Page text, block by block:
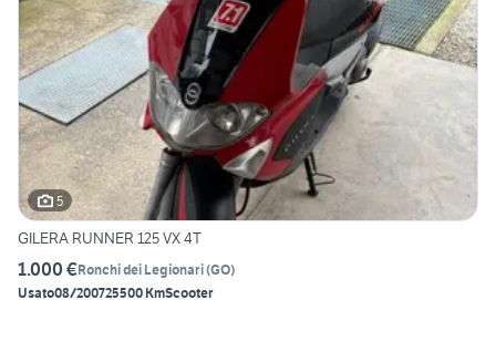
5
GILERA RUNNER 125 VX 4T
1.000 €Ronchi dei Legionari(GO)
Usato08/200725500 KmScooter